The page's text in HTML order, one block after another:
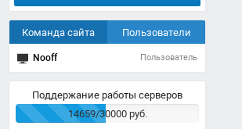
Команда сайта Пользователи
Nooff Пользователь
Поддержание работы серверов
14659/30000 руб.